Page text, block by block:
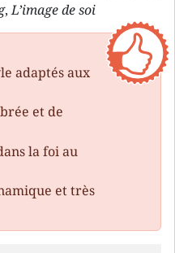
,L’image de soi
adaptés aux
et de
la foi au
et très